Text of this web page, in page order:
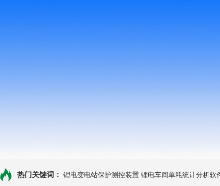
热门关键词： 锂电变电站保护测控装置 锂电车间单耗统计分析软